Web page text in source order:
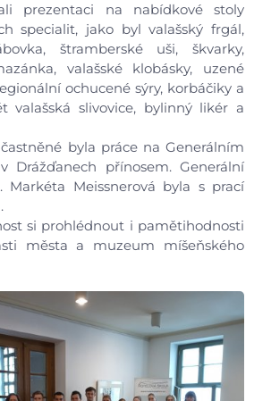
prezentaci na nabídkové stoly
specialit, jako byl valašský frgál,
štramberské uši, škvarky,
valašské klobásky, uzené
ochucené sýry, korbáčiky a
valašská slivovice, bylinný likér a
byla práce na Generálním
Drážďanech přínosem. Generální
Markéta Meissnerová byla s prací
si prohlédnout i pamětihodnosti
města a muzeum míšeňského